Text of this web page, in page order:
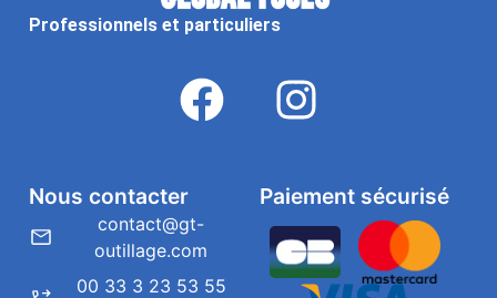
Professionnels et particuliers
Paiement sécurisé
Nous contacter
contact@gt-
outillage.com
00 33 3 23 53 55